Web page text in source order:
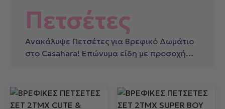
Πετσέτες
Ανακάλυψε Πετσέτες για Βρεφικό Δωμάτιο
στο Casahara! Επώνυμα είδη με προσοχή